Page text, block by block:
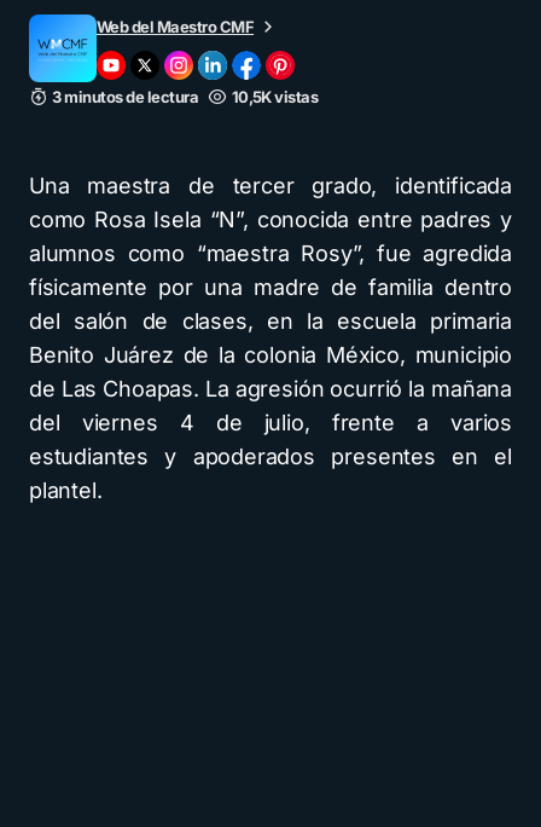
Web del Maestro CMF
3 minutos de lectura 10,5K vistas
Una maestra de tercer grado, identificada
como Rosa Isela “N”, conocida entre padres y
alumnos como “maestra Rosy”, fue agredida
físicamente por una madre de familia dentro
del salón de clases, en la escuela primaria
Benito Juárez de la colonia México, municipio
de Las Choapas. La agresión ocurrió la mañana
del viernes 4 de julio, frente a varios
estudiantes y apoderados presentes en el
plantel.